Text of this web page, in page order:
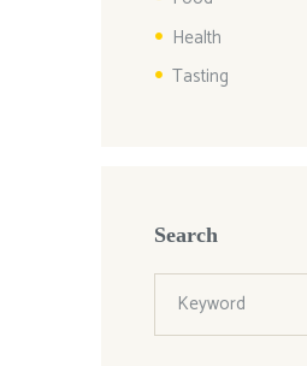
Health
Tasting
Search